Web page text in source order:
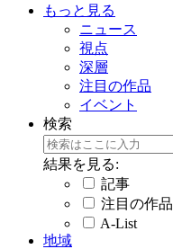
もっと見る
ニュース
視点
深層
注目の作品
イベント
検索
結果を見る:
記事
注目の作品
A-List
地域